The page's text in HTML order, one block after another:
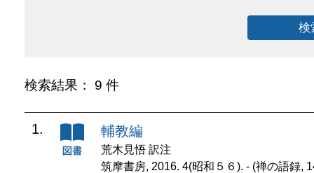
検
検索結果： 9 件
1. 輔教編
荒木見悟 訳注
筑摩書房, 2016. 4(昭和５６). - (禅の語録,